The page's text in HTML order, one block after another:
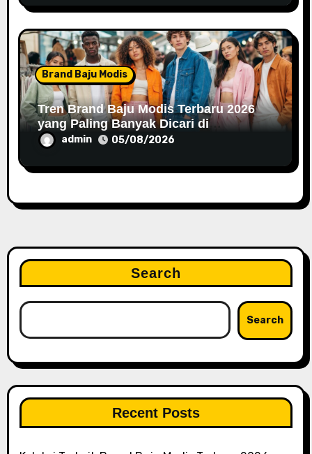
Brand Baju Modis
Tren Brand Baju Modis Terbaru 2026
yang Paling Banyak Dicari di
Marketplace
admin 05/08/2026
Search
Search
Recent Posts